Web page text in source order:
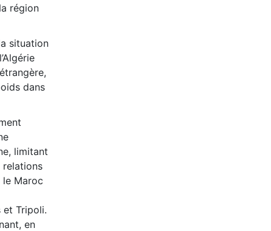
région
situation
dans
limitant
relations
Maroc
et Tripoli.
en